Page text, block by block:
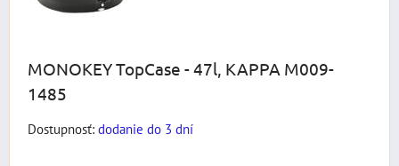
MONOKEY TopCase - 47l, KAPPA M009-
1485
Dostupnosť: dodanie do 3 dní